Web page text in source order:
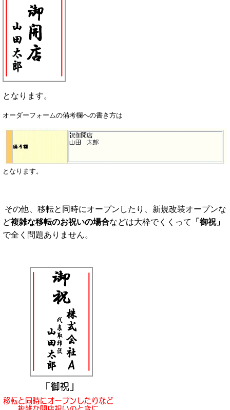
となります。
オーダーフォームの備考欄への書き方は
となります。
その他、 移転と同時にオープンしたり、新規改装オープンな
ど複雑な移転のお祝いの場合などは大枠でくくって
「御祝」
で全く問題ありません。